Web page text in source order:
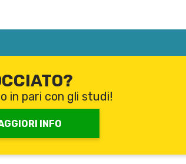
in pari con gli studi!
INFO